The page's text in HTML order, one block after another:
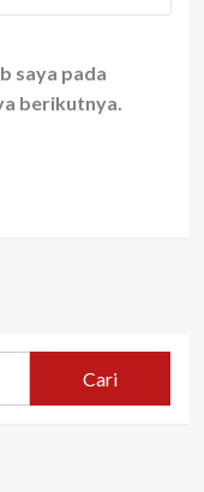
saya pada
berikutnya.
Cari